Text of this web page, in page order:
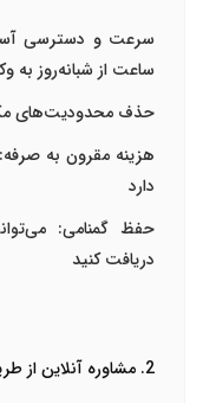
سرعت و دسترسی
ساعت از شبانه‌روز به
حذف محدودیت‌های
هزینه مقرون به صرفه
دارد
حفظ گمنامی:
دریافت کنید
2. مشاوره آنلاین از طریق پیام‌رسان‌ها